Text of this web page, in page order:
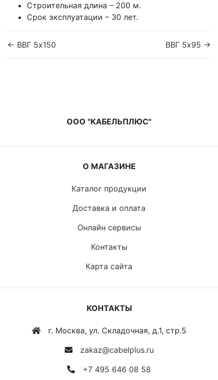
Строительная длина – 200 м.
Срок эксплуатации – 30 лет.
← ВВГ 5x150 ВВГ 5x95 →
ООО "КАБЕЛЬПЛЮС"
О МАГАЗИНЕ
Каталог продукции
Доставка и оплата
Онлайн сервисы
Контакты
Карта сайта
КОНТАКТЫ
г. Москва, ул. Складочная, д.1, стр.5
zakaz@cabelplus.ru
+7 495 646 08 58